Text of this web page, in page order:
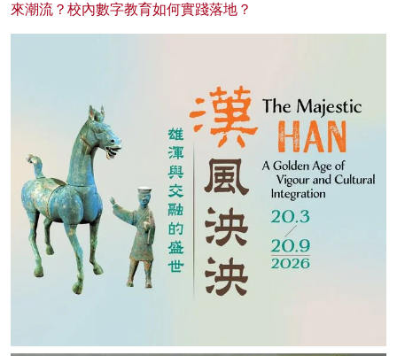
來潮流？校內數字教育如何實踐落地？